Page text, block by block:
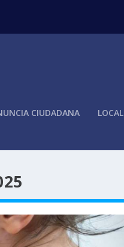
CIUDADANA LOCAL